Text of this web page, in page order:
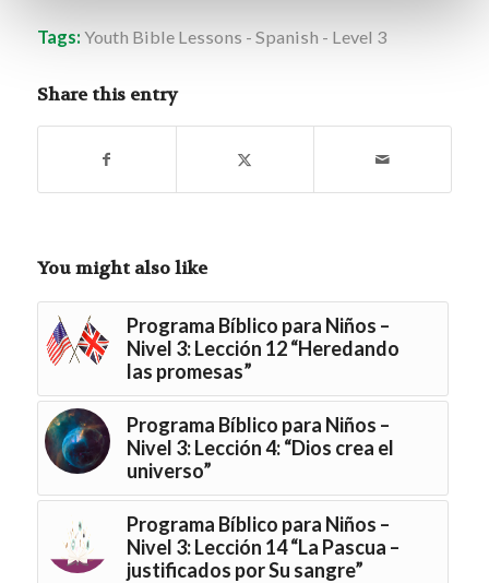
Tags: Youth Bible Lessons - Spanish - Level 3
Share this entry
You might also like
Programa Bíblico para Niños –
Nivel 3: Lección 12 “Heredando
las promesas”
Programa Bíblico para Niños –
Nivel 3: Lección 4: “Dios crea el
universo”
Programa Bíblico para Niños –
Nivel 3: Lección 14 “La Pascua –
justificados por Su sangre”